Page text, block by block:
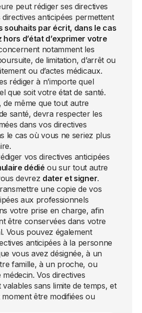
peut rédiger ses directives
directives anticipées permettent
souhaits par écrit, dans le cas
hors d’état d’exprimer votre
notamment les
de limitation, d’arrêt ou
ou d’actes médicaux.
rédiger à n’importe quel
que soit votre état de santé.
de même que tout autre
santé, devra respecter les
dans vos directives
le cas où vous ne seriez plus
vos directives anticipées
dédié ou sur tout autre
devrez dater et signer.
une copie de vos
aux professionnels
votre prise en charge, afin
être conservées dans votre
Vous pouvez également
anticipées à la personne
vous avez désignée, à un
famille, à un proche, ou
Vos directives
sans limite de temps, et
être modifiées ou